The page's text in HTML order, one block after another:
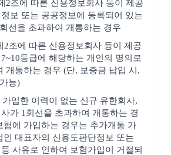
2조에 따른 신용정보회사 등이 제공
보 또는 공공정보에 등록되어 있는
선을 초과하여 개통하는 경우
2조에 따른 신용정보회사 등이 제공
등급에 해당하는 개인의 명의로
개통하는 경우 (단, 보증금 납입 시,
능)
가입한 이력이 없는 신규 유한회사,
가 1회선을 초과하여 개통하는 경
험에 가입하는 경우는 추가개통 가
인 대표자의 신용도판단정보 또는
사유로 인하여 보험가입이 거절되